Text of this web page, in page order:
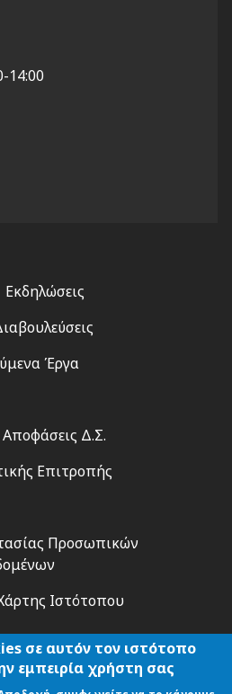
14:00
Εκδηλώσεις
Έργα
Αποφάσεις Δ.Σ.
Επιτροπής
Προσωπικών
Ιστότοπου
σε αυτόν τον ιστότοπο
εμπειρία χρήστη σας